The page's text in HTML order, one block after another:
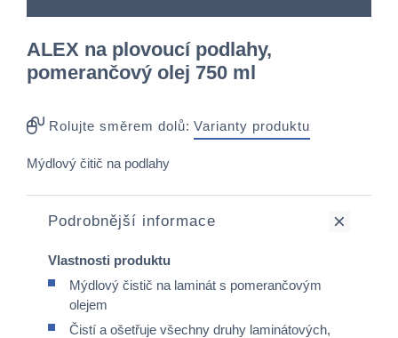
ALEX na plovoucí podlahy,
pomerančový olej 750 ml
Rolujte směrem dolů: Varianty produktu
Mýdlový čitič na podlahy
Podrobnější informace
Vlastnosti produktu
Mýdlový čistič na laminát s pomerančovým
olejem
Čistí a ošetřuje všechny druhy laminátových,